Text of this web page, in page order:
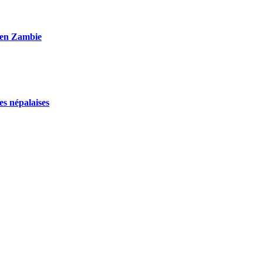
Zambie
népalaises